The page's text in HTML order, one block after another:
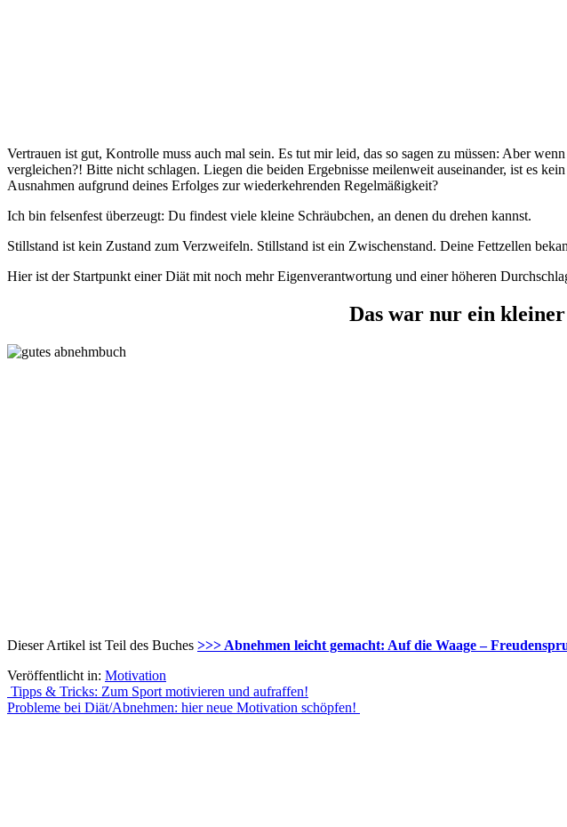
Vertrauen ist gut, Kontrolle muss auch mal sein. Es tut mir leid, das so sagen zu müssen: Aber
vergleichen?! Bitte nicht schlagen. Liegen die beiden Ergebnisse meilenweit auseinander, ist es
Ausnahmen aufgrund deines Erfolges zur wiederkehrenden Regelmäßigkeit?
Ich bin felsenfest überzeugt: Du findest viele kleine Schräubchen, an denen du drehen kannst.
Stillstand ist kein Zustand zum Verzweifeln. Stillstand ist ein Zwischenstand. Deine Fettzellen
Hier ist der Startpunkt einer Diät mit noch mehr Eigenverantwortung und einer höheren
Das war nur ein
Dieser Artikel ist Teil des Buches >>> Abnehmen leicht gemacht: Auf die Waage –
Veröffentlicht in: Motivation
Beitrags-
Navigation
Tipps & Tricks: Zum Sport motivieren und aufraffen!
Probleme bei Diät/Abnehmen: hier neue Motivation schöpfen!